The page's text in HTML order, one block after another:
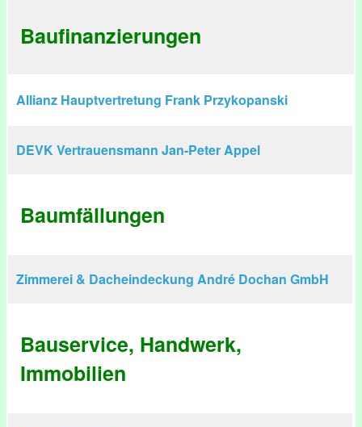
Baufinanzierungen
Allianz Hauptvertretung Frank Przykopanski
DEVK Vertrauensmann Jan-Peter Appel
Baumfällungen
Zimmerei & Dacheindeckung André Dochan GmbH
Bauservice, Handwerk,
Immobilien